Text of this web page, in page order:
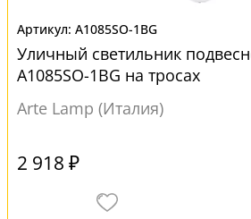
A1085SO-1BG
Уличный светильник
A1085SO-1BG на тросах
Arte Lamp (Италия)
2 918 ₽